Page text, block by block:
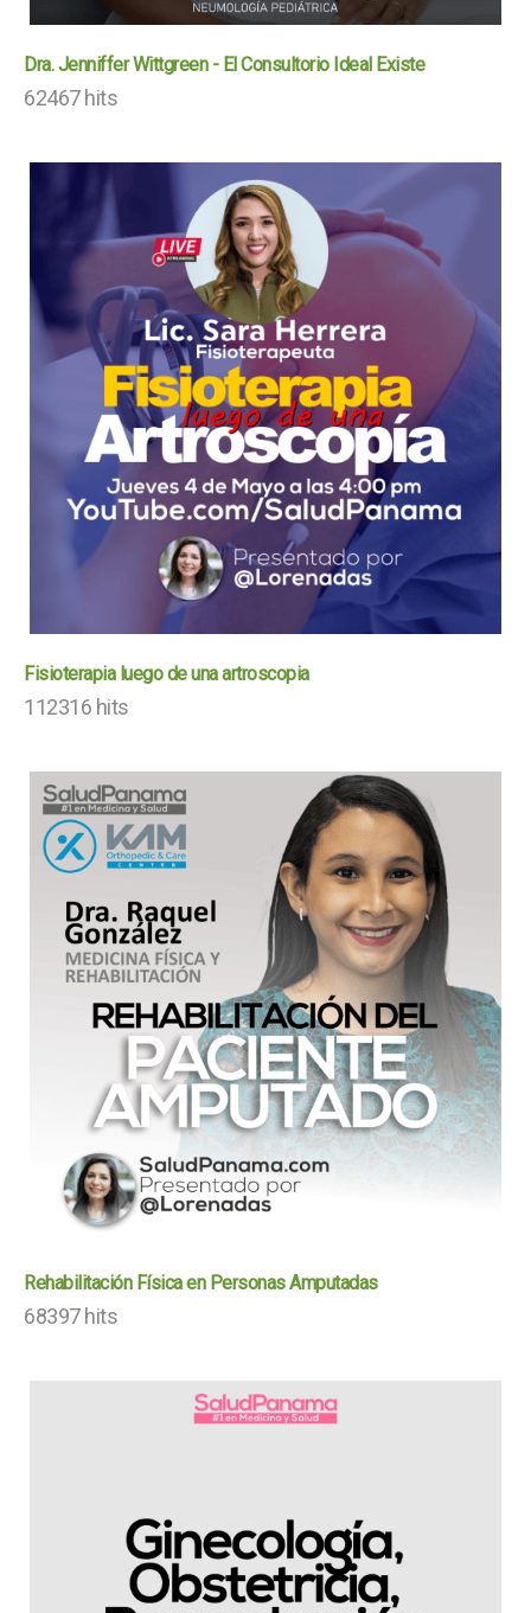
Dra. Jenniffer Wittgreen - El Consultorio Ideal Existe
62467 hits
Fisioterapia luego de una artroscopia
112316 hits
Rehabilitación Física en Personas Amputadas
68397 hits